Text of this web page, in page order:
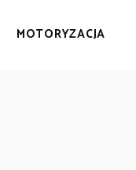
MOTORYZACJA